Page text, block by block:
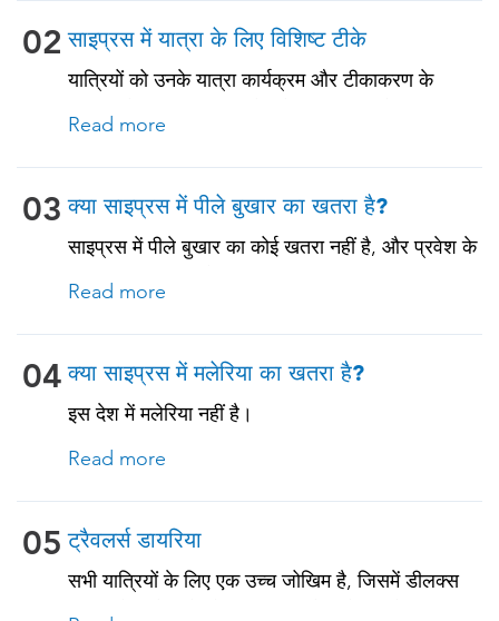
न्यूमोकोकल (65 वर्ष और उससे अधिक आयु के वयस्कों और
पुरानी बीमारियों या प्रतिरक्षा समस्याओं वाले सभी वयस्कों के
लिए)
02 साइप्रस में यात्रा के लिए विशिष्ट टीके
यात्रियों को उनके यात्रा कार्यक्रम और टीकाकरण के
इतिहास के आधार पर, इस देश के लिए यात्रा से संबंधित
Read more
03 क्या साइप्रस में पीले बुखार का खतरा है?
साइप्रस में पीले बुखार का कोई खतरा नहीं है, और प्रवेश के
लिए आधिकारिक पीले बुखार टीकाकरण प्रमाणपत्र की
जहाँ पीला बुखार मौजूद है, तो आपको टीकाकरण के प्रमाण
की आवश्यकता हो सकती है। अधिक जानकारी के लिए हमारे
विशेषज्ञों से सलाह लें।
Read more
04 क्या साइप्रस में मलेरिया का खतरा है?
इस देश में मलेरिया नहीं है।
Read more
05 ट्रैवलर्स डायरिया
सभी यात्रियों के लिए एक उच्च जोखिम है, जिसमें डीलक्स
आवास में रहने वाले लोग भी शामिल हैं, क्योंकि ट्रैवलर